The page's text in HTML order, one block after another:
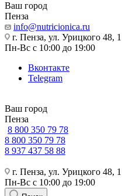
Ваш город
Пенза
info@nutricionica.ru
г. Пенза, ул. Урицкого 48,
Пн-Вс с 10:00 до 19:00
Вконтакте
Telegram
Ваш город
Пенза
8 800 350 79 78
8 800 350 79 78
8 937 437 58 88
г. Пенза, ул. Урицкого 48,
Пн-Вс с 10:00 до 19:00